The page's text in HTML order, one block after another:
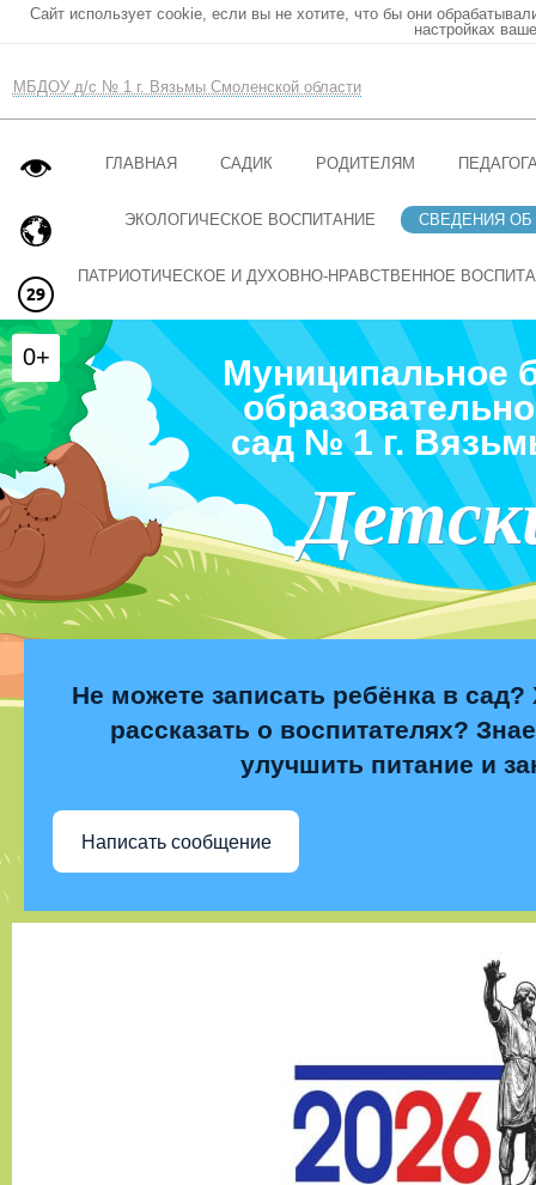
Сайт использует cookie, если вы не хотите, что бы они
настройках
МБДОУ д/с № 1 г. Вязьмы Смоленской области
ГЛАВНАЯ САДИК РОДИТЕЛЯМ
ЭКОЛОГИЧЕСКОЕ ВОСПИТАНИЕ СВЕДЕНИЯ ОБ
ПАТРИОТИЧЕСКОЕ И ДУХОВНО-НРАВСТВЕННОЕ
Муниципальное
сад № 1 г.
Не можете записать ребёнка в сад?
рассказать о воспитателях?
улучшить питание и
Написать сообщение
0+